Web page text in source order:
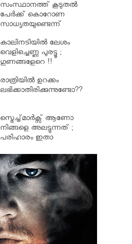
സംസ്ഥാനത്ത് കൂടുതൽ
പേര്‍ക്ക് കൊറോണ
സാധ്യതയുണ്ടെന്ന്
ശൈലജ..
കാലിനടിയില്‍ ലേശം
വെളിച്ചെണ്ണ പുരട്ടൂ ;
ഗുണങ്ങളേറെ !!
രാത്രിയിൽ ഉറക്കം
ലഭിക്കാതിരിക്കുന്നുണ്ടോ??
സ്ട്രെച്ച്മാര്‍ക്സ് ആണോ
നിങ്ങളെ അലട്ടുന്നത് ;
പരിഹാരം ഇതാ